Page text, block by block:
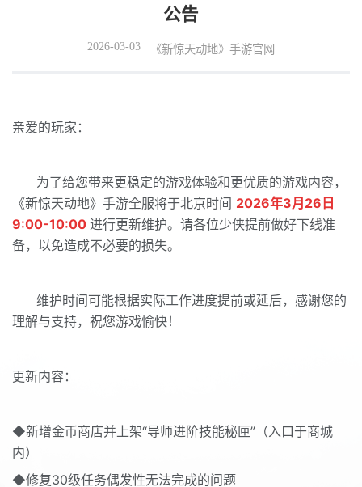
公告
2026-03-03 《新惊天动地》手游官网
亲爱的玩家：
为了给您带来更稳定的游戏体验和更优质的游戏内容，
《新惊天动地》手游全服将于北京时间 2026年3月26日
9:00-10:00 进行更新维护。请各位少侠提前做好下线准
备，以免造成不必要的损失。
维护时间可能根据实际工作进度提前或延后，感谢您的
理解与支持，祝您游戏愉快！
更新内容：
◆新增金币商店并上架“导师进阶技能秘匣”（入口于商城
内）
◆修复30级任务偶发性无法完成的问题